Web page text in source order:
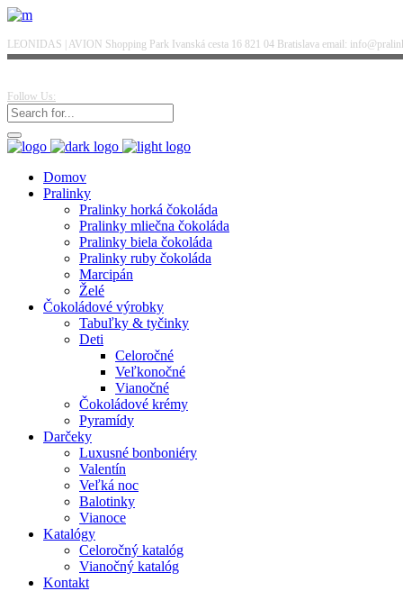
LEONIDAS | AVION Shopping Park Ivanská cesta 16 821 04 Bratislava email:
Follow Us:
Domov
Pralinky
Pralinky horká čokoláda
Pralinky mliečna čokoláda
Pralinky biela čokoláda
Pralinky ruby čokoláda
Marcipán
Želé
Čokoládové výrobky
Tabuľky & tyčinky
Deti
Celoročné
Veľkonočné
Vianočné
Čokoládové krémy
Pyramídy
Darčeky
Luxusné bonboniéry
Valentín
Veľká noc
Balotinky
Vianoce
Katalógy
Celoročný katalóg
Vianočný katalóg
Kontakt